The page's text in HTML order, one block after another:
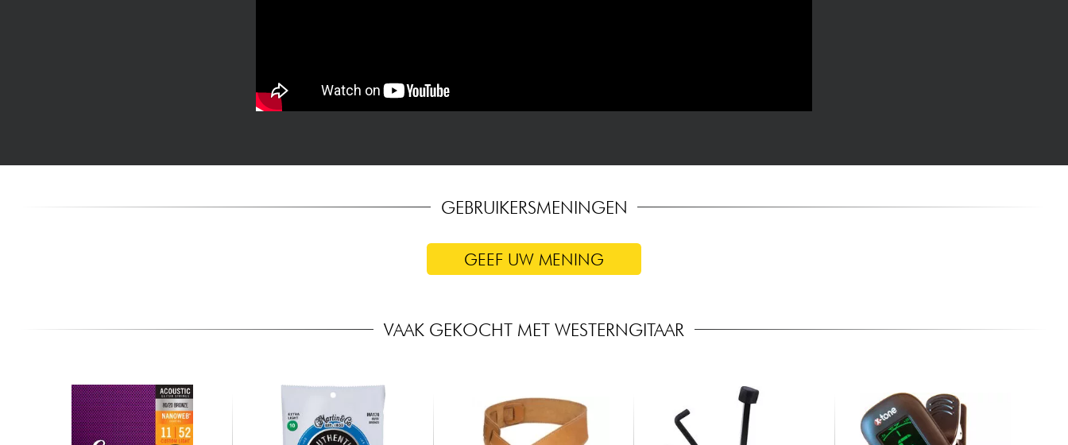
GEBRUIKERSMENINGEN
GEEF UW MENING
VAAK GEKOCHT MET WESTERNGITAAR